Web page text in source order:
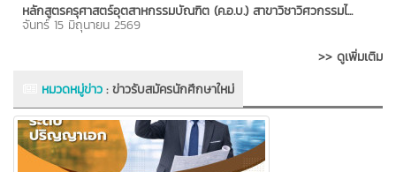
หลักสูตรครุศาสตร์อุตสาหกรรมบัณฑิต (ค.อ.บ.) สาขาวิชาวิศวกรรมไ...
จันทร์ 15 มิถุนายน 2569
>> ดูเพิ่มเติม
หมวดหมู่ข่าว:ข่าวรับสมัครนักศึกษาใหม่